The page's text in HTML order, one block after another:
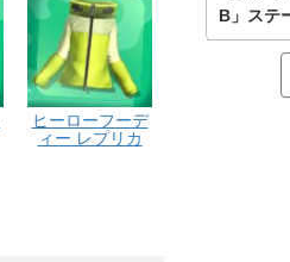
ヒーローフーデ
ィー レプリカ
B」ステ